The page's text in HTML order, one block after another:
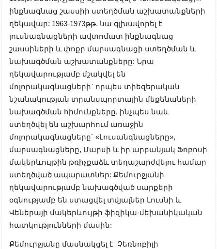
ինքնագնաց շասսիի ստեղծման աշխատանքների
ղեկավար: 1963-1973թթ. նա գլխավորել է
լուսնագնացների ավտոմատ ինքնագնաց
շասսիների և փոքր մարսագնացի ստեղծման և
նախագծման աշխատանքները: Նրա
ղեկավարությամբ մշակվել են
մոլորակագնացների` որպես տիեզերական
նշանակության տրանսպորտային մեքենաների
նախագծման հիմունքները, ինչպես նաև
ստեղծվել են աշխարհում առաջին
մոլորակագնացները` «Լուսանգնացները»,
մարսագնացները, Մարսի և իր արբանյակ Ֆոբոսի
մակերևույթին թռիչքաձև տեղաշարժվելու համար
ստեղծված ապարատներ: Քեմուրջյանի
ղեկավարությամբ նախագծված սարքերի
օգնությամբ են ստացվել տվյալներ Լուսնի և
Վեներայի մակերևույթի ֆիզիկա-մեխանիկական
հատկությունների մասին:
Քեմուրջյանը մասնակցել է Չեռնոբիլի